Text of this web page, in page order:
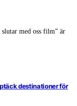
med oss film” är
destinationer för